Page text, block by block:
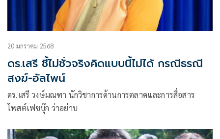
20 มกราคม 2568
ดร.เสรี ชี้ไม่ชั่วจริงคิดแบบนี้ไม่ได้ กรณีธรณี
สงฆ์-อัลไพน์
ดร.เสรี วงษ์มณฑา นักวิชาการด้านการตลาดและการสื่อสาร
โพสต์เฟซบุ๊ก ว่าอย่าบ